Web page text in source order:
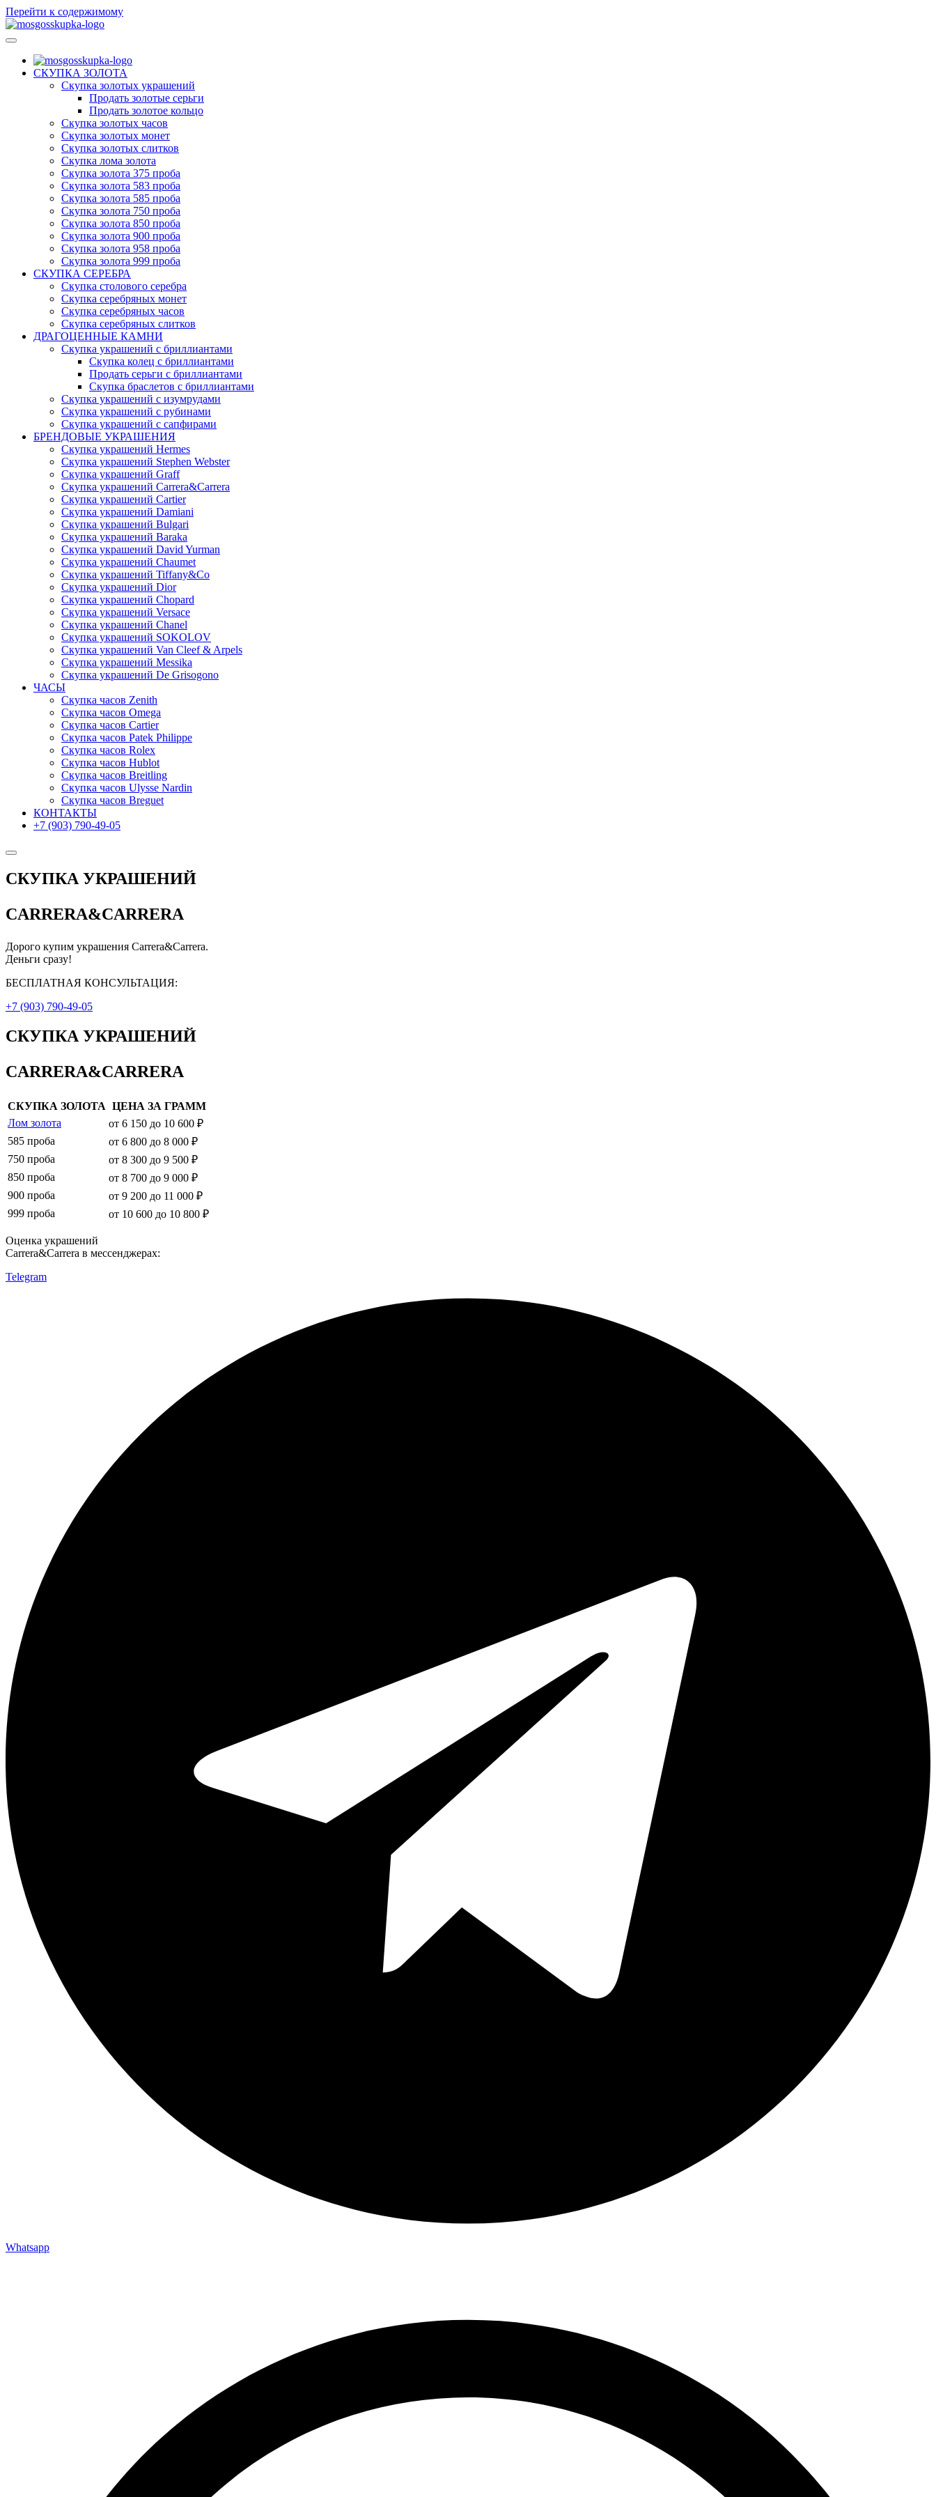
Перейти к содержимому
СКУПКА ЗОЛОТА
Скупка золотых украшений
Продать золотые серьги
Продать золотое кольцо
Скупка золотых часов
Скупка золотых монет
Скупка золотых слитков
Скупка лома золота
Скупка золота 375 проба
Скупка золота 583 проба
Скупка золота 585 проба
Скупка золота 750 проба
Скупка золота 850 проба
Скупка золота 900 проба
Скупка золота 958 проба
Скупка золота 999 проба
СКУПКА СЕРЕБРА
Скупка столового серебра
Скупка серебряных монет
Скупка серебряных часов
Скупка серебряных слитков
ДРАГОЦЕННЫЕ КАМНИ
Скупка украшений с бриллиантами
Скупка колец с бриллиантами
Продать серьги с бриллиантами
Скупка браслетов с бриллиантами
Скупка украшений с изумрудами
Скупка украшений с рубинами
Скупка украшений с сапфирами
БРЕНДОВЫЕ УКРАШЕНИЯ
Скупка украшений Hermes
Скупка украшений Stephen Webster
Скупка украшений Graff
Скупка украшений Carrera&Carrera
Скупка украшений Cartier
Скупка украшений Damiani
Скупка украшений Bulgari
Скупка украшений Baraka
Скупка украшений David Yurman
Скупка украшений Chaumet
Скупка украшений Tiffany&Co
Скупка украшений Dior
Скупка украшений Chopard
Скупка украшений Versace
Скупка украшений Chanel
Скупка украшений SOKOLOV
Скупка украшений Van Cleef & Arpels
Скупка украшений Messika
Скупка украшений De Grisogono
ЧАСЫ
Скупка часов Zenith
Скупка часов Omega
Скупка часов Cartier
Скупка часов Patek Philippe
Скупка часов Rolex
Скупка часов Hublot
Скупка часов Breitling
Скупка часов Ulysse Nardin
Скупка часов Breguet
КОНТАКТЫ
+7 (903) 790-49-05
СКУПКА УКРАШЕНИЙ
CARRERA&CARRERA
Дорого купим украшения Carrera&Carrera.
Деньги сразу!
БЕСПЛАТНАЯ КОНСУЛЬТАЦИЯ:
+7 (903) 790-49-05
СКУПКА УКРАШЕНИЙ
CARRERA&CARRERA
СКУПКА ЗОЛОТА ЦЕНА ЗА ГРАММ
Лом золота
от 6 150 до 10 600 ₽
585 проба
от 6 800 до 8 000 ₽
750 проба
от 8 300 до 9 500 ₽
850 проба
от 8 700 до 9 000 ₽
900 проба
от 9 200 до 11 000 ₽
999 проба
от 10 600 до 10 800 ₽
Оценка украшений
Carrera&Carrera в мессенджерах:
Telegram
Whatsapp